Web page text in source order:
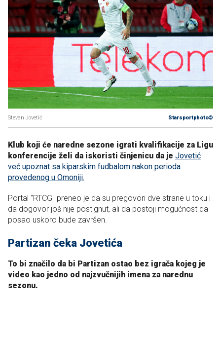
Stevan Jovetić Starsportphoto©
Klub koji će naredne sezone igrati kvalifikacije za Ligu
konferencije želi da iskoristi činjenicu da je Jovetić
već upoznat sa kiparskim fudbalom nakon perioda
provedenog u Omoniji.
Portal "RTCG" preneo je da su pregovori dve strane u toku i
da dogovor još nije postignut, ali da postoji mogućnost da
posao uskoro bude završen.
Partizan čeka Jovetića
To bi značilo da bi Partizan ostao bez igrača kojeg je
video kao jedno od najzvučnijih imena za narednu
sezonu.